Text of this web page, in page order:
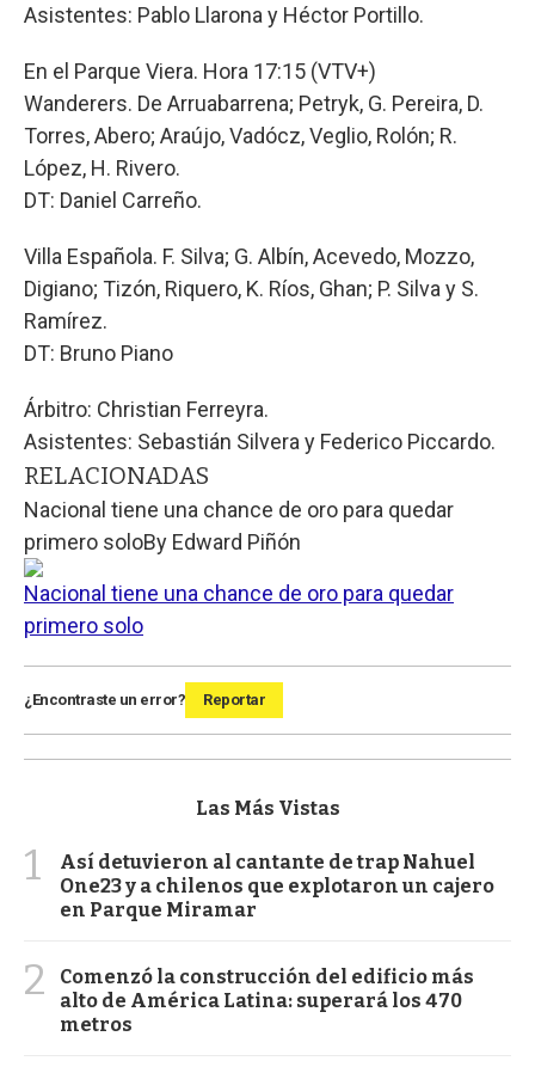
Asistentes: Pablo Llarona y Héctor Portillo.
En el Parque Viera. Hora 17:15 (VTV+)
Wanderers. De Arruabarrena; Petryk, G. Pereira, D.
Torres, Abero; Araújo, Vadócz, Veglio, Rolón; R.
López, H. Rivero.
DT: Daniel Carreño.
Villa Española. F. Silva; G. Albín, Acevedo, Mozzo,
Digiano; Tizón, Riquero, K. Ríos, Ghan; P. Silva y S.
Ramírez.
DT: Bruno Piano
Árbitro: Christian Ferreyra.
Asistentes: Sebastián Silvera y Federico Piccardo.
RELACIONADAS
Nacional tiene una chance de oro para quedar
primero soloBy Edward Piñón
Nacional tiene una chance de oro para quedar
primero solo
¿Encontraste un error? Reportar
Las Más Vistas
1
Así detuvieron al cantante de trap Nahuel
One23 y a chilenos que explotaron un cajero
en Parque Miramar
2
Comenzó la construcción del edificio más
alto de América Latina: superará los 470
metros